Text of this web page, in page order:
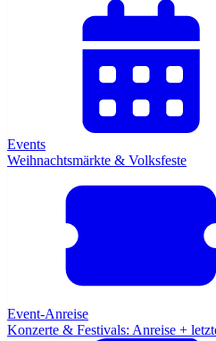
Events
Weihnachtsmärkte & Volksfeste
Event-Anreise
Konzerte & Festivals: Anreise +